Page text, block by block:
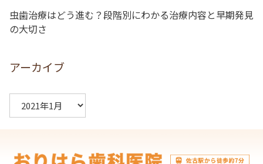
虫歯治療はどう進む？段階別にわかる治療内容と早期発見
の大切さ
アーカイブ
ー
ブ